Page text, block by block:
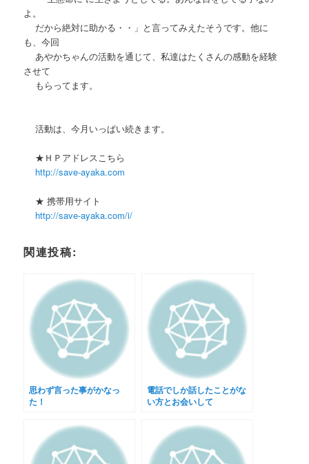
よ。
だから絶対に助かる・・」と言ってみえたそうです。他に
も、今回
あやかちゃんの活動を通じて、私達はたくさんの感動を経験
させて
もらってます。
活動は、今月いっぱい続きます。
★ＨＰアドレスこちら
http://save-ayaka.com
★ 携帯用サイト
http://save-ayaka.com/i/
関連投稿:
思わず言った事がかなっ
た！
電話でしか話したことがな
い方とお会いして